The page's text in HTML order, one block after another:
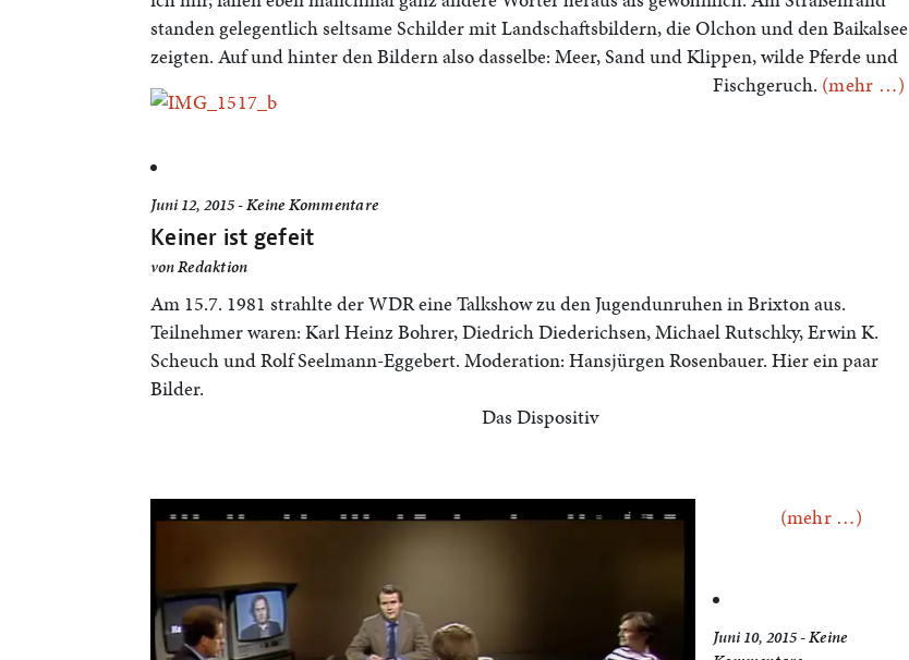
standen gelegentlich seltsame Schilder mit Landschaftsbildern, die Olchon und den Baikalsee
zeigten. Auf und hinter den Bildern also dasselbe: Meer, Sand und Klippen, wilde Pferde und
Fischgeruch. (mehr …)
Juni 12, 2015 -Keine Kommentare
Keiner ist gefeit
vonRedaktion
Am 15.7. 1981 strahlte der WDR eine Talkshow zu den Jugendunruhen in Brixton aus.
Teilnehmer waren: Karl Heinz Bohrer, Diedrich Diederichsen, Michael Rutschky, Erwin K.
Scheuch und Rolf Seelmann-Eggebert. Moderation: Hansjürgen Rosenbauer. Hier ein paar
Bilder.
Das Dispositiv
(mehr …)
Juni 10, 2015 -Keine